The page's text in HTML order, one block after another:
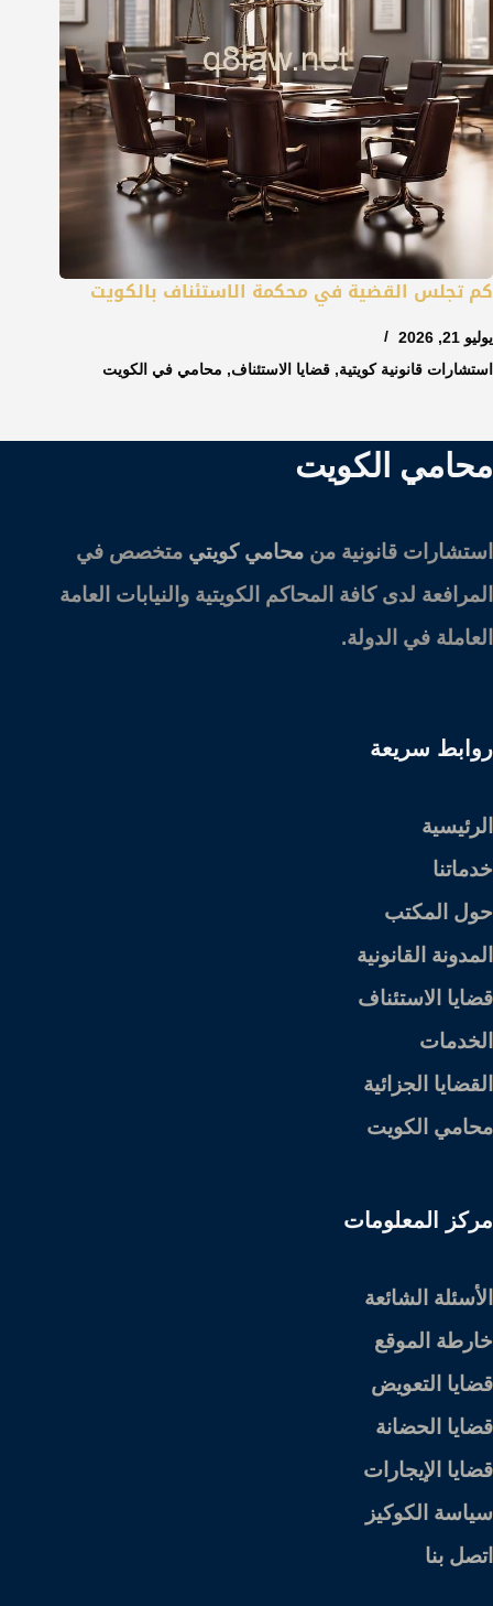
كم تجلس القضية في محكمة الاستئناف بالكويت
يوليو 21, 2026
استشارات قانونية كويتية, قضايا الاستئناف, محامي في الكويت
محامي الكويت
استشارات قانونية من محامي كويتي متخصص في
المرافعة لدى كافة المحاكم الكويتية والنيابات العامة
العاملة في الدولة.
روابط سريعة
الرئيسية
خدماتنا
حول المكتب
المدونة القانونية
قضايا الاستئناف
الخدمات
القضايا الجزائية
محامي الكويت
مركز المعلومات
الأسئلة الشائعة
خارطة الموقع
قضايا التعويض
قضايا الحضانة
قضايا الإيجارات
سياسة الكوكيز
اتصل بنا